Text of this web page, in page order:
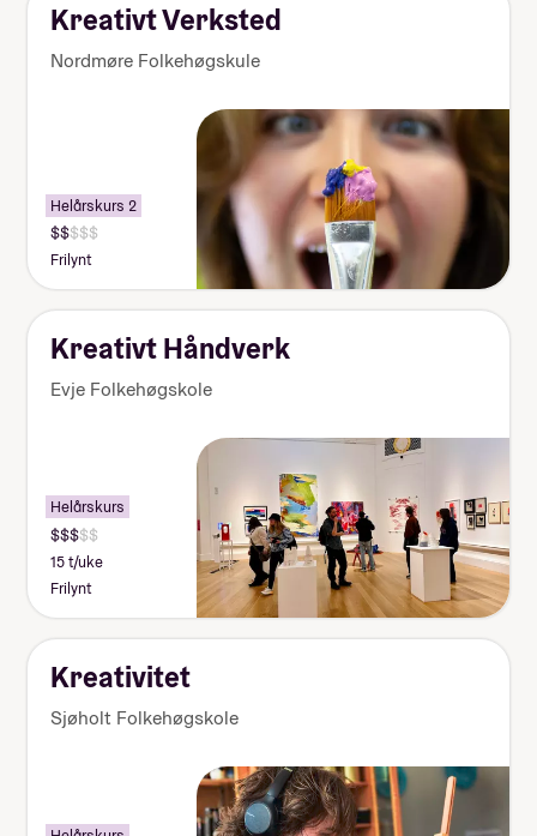
Kreativt Verksted
Nordmøre Folkehøgskule
Helårskurs 2
Frilynt
Kreativt Håndverk
Evje Folkehøgskole
Helårskurs
15 t/uke
Frilynt
Kreativitet
Sjøholt Folkehøgskole